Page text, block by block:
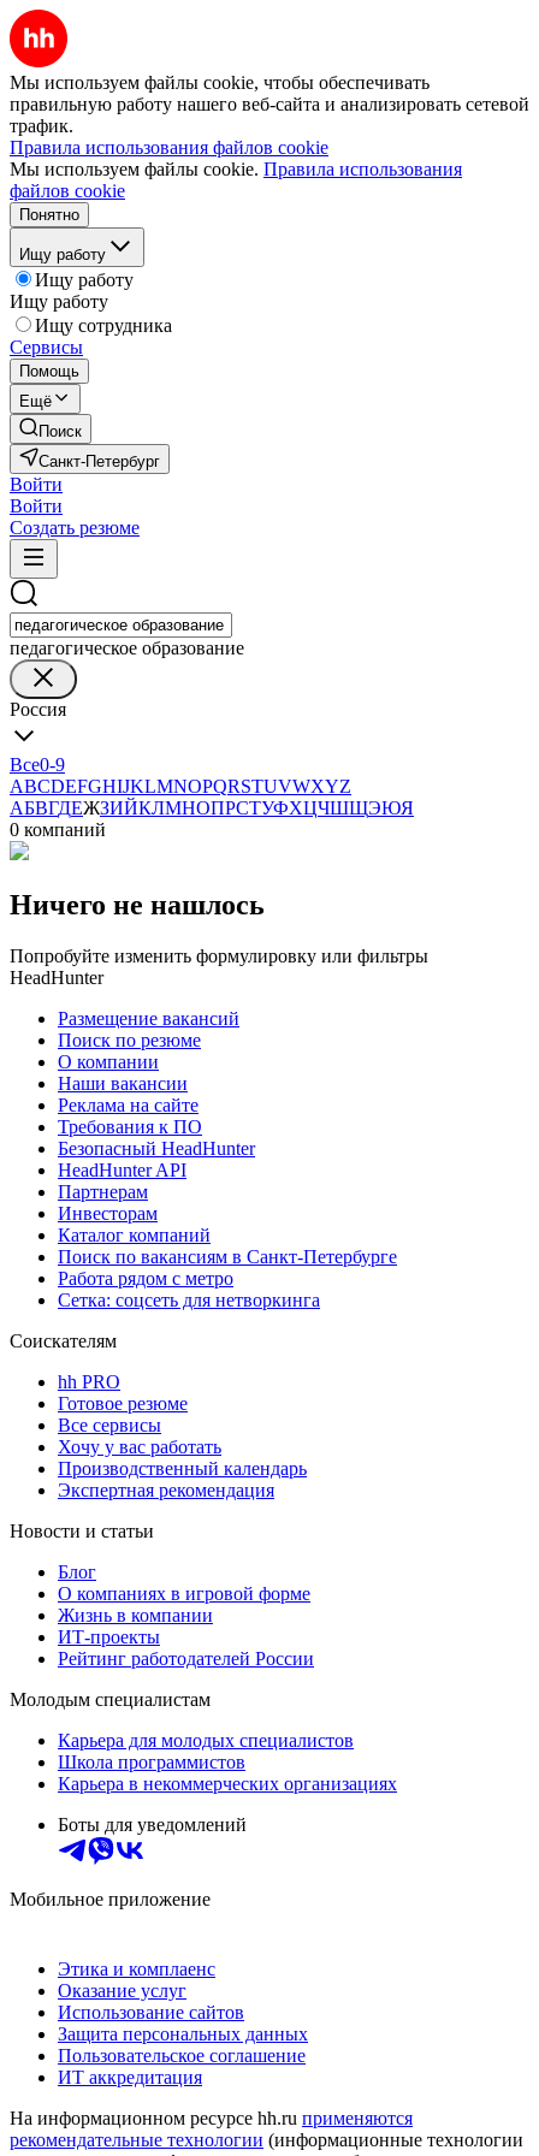
Мы используем файлы cookie, чтобы обеспечивать
правильную работу нашего веб-сайта и анализировать сетевой
трафик.
Правила использования файлов cookie
Мы используем файлы cookie. Правила использования
файлов cookie
Понятно
Ищу работу
Ищу работу
Ищу работу
Ищу сотрудника
Сервисы
Помощь
Ещё
Поиск
Санкт-Петербург
Войти
Войти
Создать резюме
педагогическое образование
Россия
Все0-9
ABCDEFGHIJKLMNOPQRSTUVWXYZ
АБВГДЕЖЗИЙКЛМНОПРСТУФХЦЧШЩЭЮЯ
0 компаний
Ничего не нашлось
Попробуйте изменить формулировку или фильтры
HeadHunter
Размещение вакансий
Поиск по резюме
О компании
Наши вакансии
Реклама на сайте
Требования к ПО
Безопасный HeadHunter
HeadHunter API
Партнерам
Инвесторам
Каталог компаний
Поиск по вакансиям в Санкт-Петербурге
Работа рядом с метро
Сетка: соцсеть для нетворкинга
Соискателям
hh PRO
Готовое резюме
Все сервисы
Хочу у вас работать
Производственный календарь
Экспертная рекомендация
Новости и статьи
Блог
О компаниях в игровой форме
Жизнь в компании
ИТ-проекты
Рейтинг работодателей России
Молодым специалистам
Карьера для молодых специалистов
Школа программистов
Карьера в некоммерческих организациях
Боты для уведомлений
Мобильное приложение
Этика и комплаенс
Оказание услуг
Использование сайтов
Защита персональных данных
Пользовательское соглашение
ИТ аккредитация
На информационном ресурсе hh.ru применяются
рекомендательные технологии (информационные технологии